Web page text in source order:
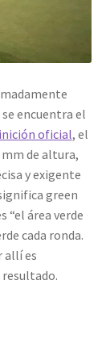
encuentra el
oficial, el
de altura,
y exigente
green
“el área verde
cada ronda.
allí es
resultado.